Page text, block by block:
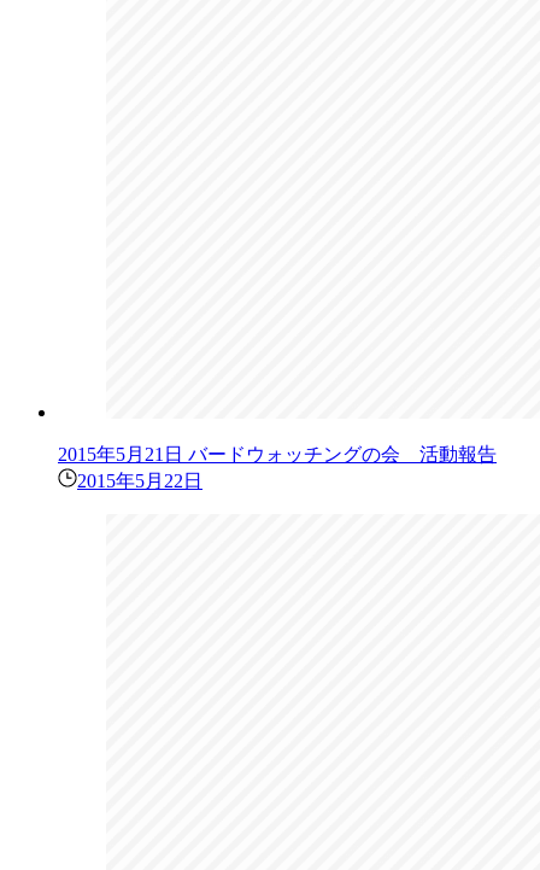
2015年5月21日 バードウォッチングの会 活動報告
2015年5月22日